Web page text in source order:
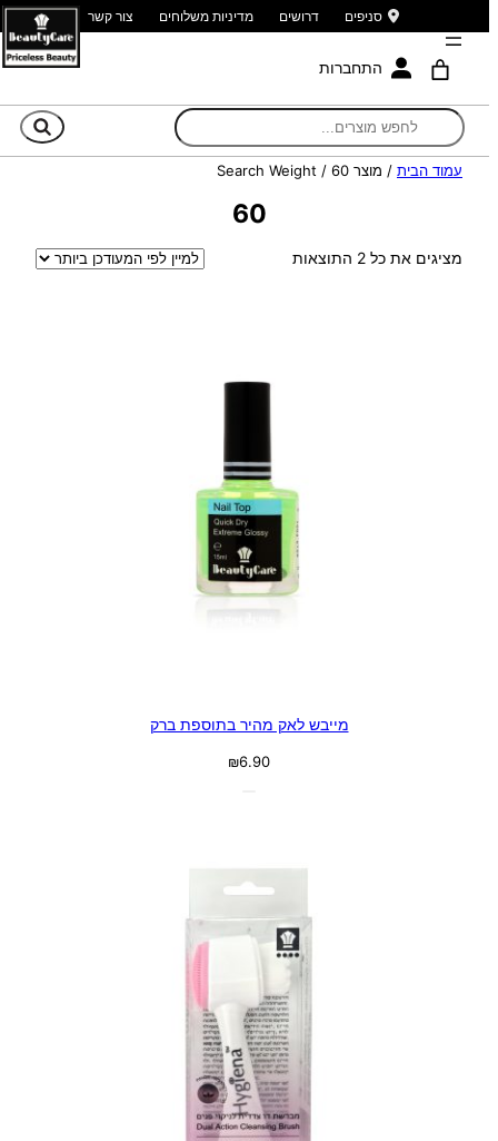
סניפים דרושים מדיניות משלוחים צור קשר
התחברות
עמוד הבית / מוצר Search Weight / 60
60
מציגים את כל ⁦2⁩ התוצאות
ממוין
מייבש לאק מהיר בתוספת ברק
₪6.90